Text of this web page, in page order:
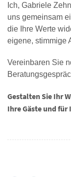
Ich, Gabriele
uns gemeinsam
die Ihre Werte
eigene, stimmige
Vereinbaren Sie
Gestalten Sie Ihr
Ihre Gäste und